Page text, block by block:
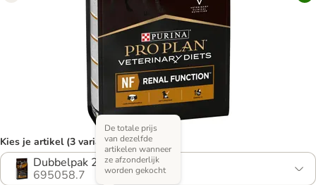
Kies je artikel (3 varianten)
Dubbelpak 2 x 12 kg
695058.7
De totale prijs
van dezelfde
artikelen wanneer
ze afzonderlijk
worden gekocht